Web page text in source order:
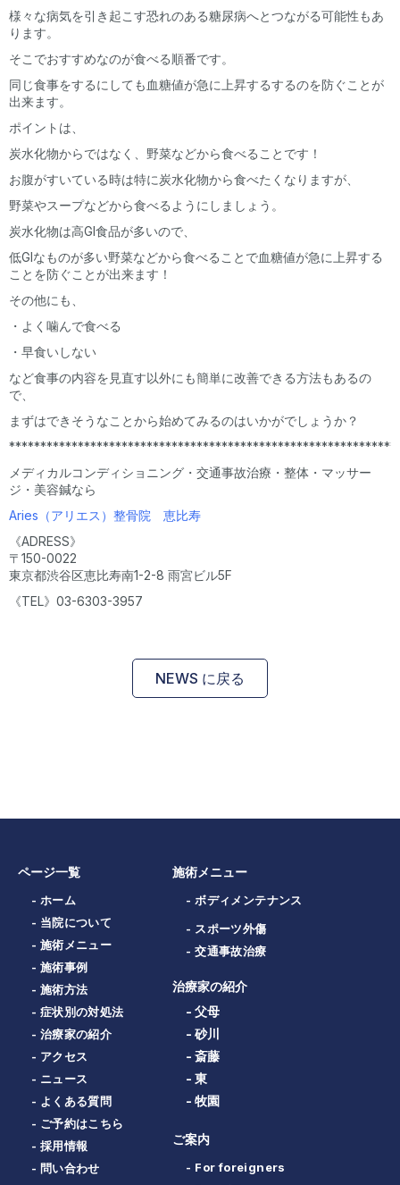
様々な病気を引き起こす恐れのある糖尿病へとつながる可能性もあ
ります。
そこでおすすめなのが食べる順番です。
同じ食事をするにしても血糖値が急に上昇するするのを防ぐことが
出来ます。
ポイントは、
炭水化物からではなく、野菜などから食べることです！
お腹がすいている時は特に炭水化物から食べたくなりますが、
野菜やスープなどから食べるようにしましょう。
炭水化物は高GI食品が多いので、
低GIなものが多い野菜などから食べることで血糖値が急に上昇する
ことを防ぐことが出来ます！
その他にも、
・よく噛んで食べる
・早食いしない
など食事の内容を見直す以外にも簡単に改善できる方法もあるの
で、
まずはできそうなことから始めてみるのはいかがでしょうか？
メディカルコンディショニング・交通事故治療・整体・マッサー
ジ・美容鍼なら
Aries（アリエス）整骨院 恵比寿
《ADRESS》
〒150-0022
東京都渋谷区恵比寿南1-2-8 雨宮ビル5F
《TEL》03-6303-3957
NEWS に戻る
ページ一覧
- ホーム
- 当院について
- 施術メニュー
- 施術事例
- 施術方法
- 症状別の対処法
- 治療家の紹介
- アクセス
- ニュース
- よくある質問
- ご予約はこちら
- 採用情報
- 問い合わせ
施術メニュー
- ボディメンテナンス
- スポーツ外傷
- 交通事故治療
治療家の紹介
- 父母
- 砂川
- 斎藤
- 東
- 牧園
ご案内
- For foreigners